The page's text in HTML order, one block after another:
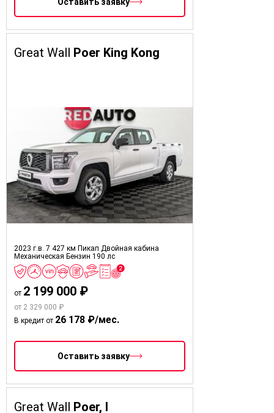
Оставить заявку
Great Wall Poer King Kong
2023 г.в. 7 427 км Пикап Двойная кабина
Механическая Бензин 190 лс
от 2 199 000 ₽
от 2 329 000 ₽
В кредит от 26 178 ₽/мес.
Оставить заявку
Great Wall Poer, I